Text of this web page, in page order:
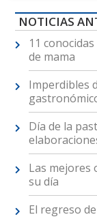
NOTICIAS
11
de mama
Imperdibles
Día de la
Las mejores
su día
El regreso